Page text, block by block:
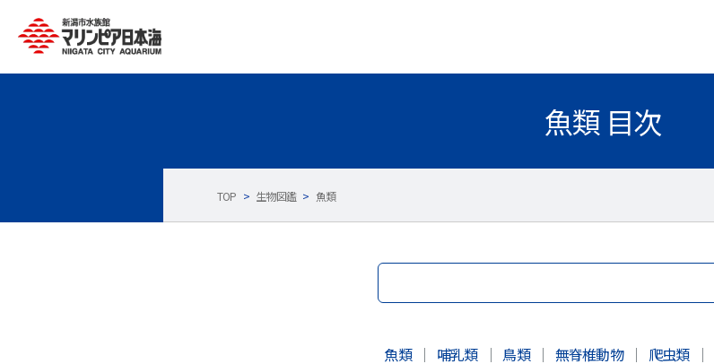
魚類 目次
TOP > 生物図鑑 > 魚類
魚類 ｜ 哺乳類 ｜ 鳥類 ｜ 無脊椎動物 ｜ 爬虫類 ｜